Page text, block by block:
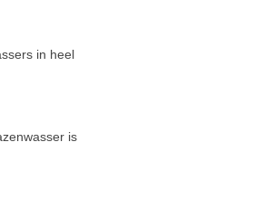
in heel
is